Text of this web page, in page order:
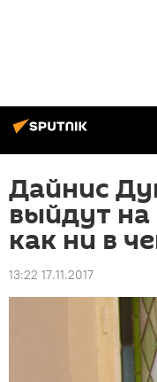
Дайнис
выйдут на
как ни в
13:22 17.11.2017